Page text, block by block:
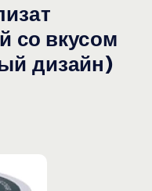
со вкусом
дизайн)